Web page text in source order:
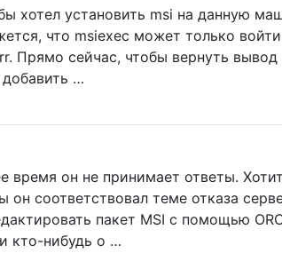
хотел установить msi на данную
что msiexec может только
Прямо сейчас, чтобы вернуть вывод
…
время он не принимает ответы.
он соответствовал теме отказа
пакет MSI с помощью
кто-нибудь о …